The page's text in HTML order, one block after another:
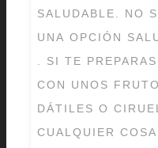
SALUDABLE. NO
UNA OPCIÓN SALUDABLE DE
. SI TE
CON UNOS
DÁTILES O
CUALQUIER